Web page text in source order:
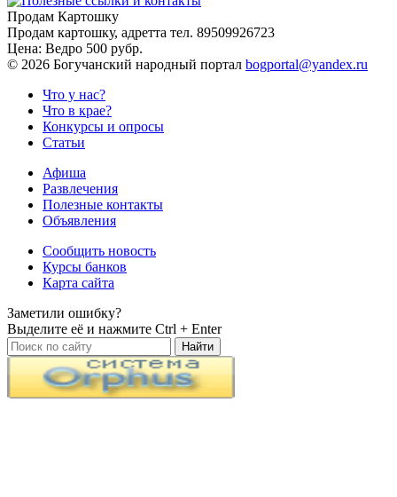
Продам Картошку
Продам картошку, адретта тел. 89509926723
Цена: Ведро 500 рубр.
© 2026 Богучанский народный портал bogportal@yandex.ru
Что у нас?
Что в крае?
Конкурсы и опросы
Статьи
Афиша
Развлечения
Полезные контакты
Объявления
Сообщить новость
Курсы банков
Карта сайта
Заметили ошибку?
Выделите её и нажмите Ctrl + Enter